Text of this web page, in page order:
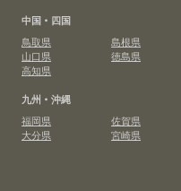
中国・四国
鳥取県
島根県
山口県
徳島県
高知県
九州・沖縄
福岡県
佐賀県
大分県
宮崎県